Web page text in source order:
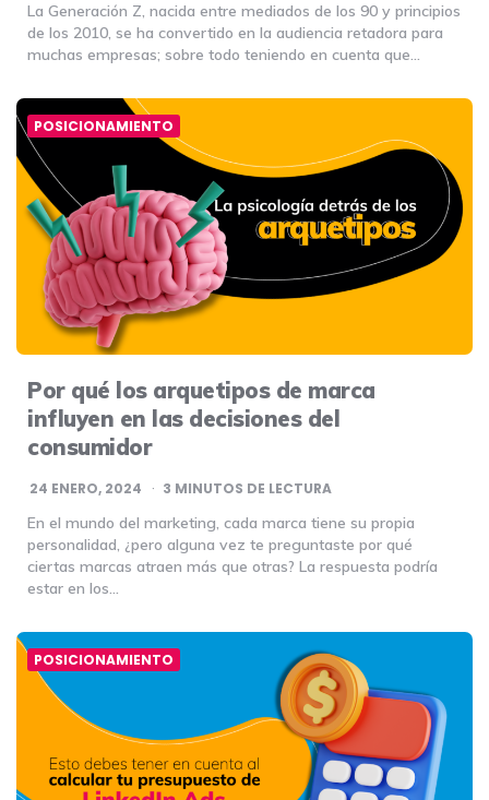
La Generación Z, nacida entre mediados de los 90 y principios
de los 2010, se ha convertido en la audiencia retadora para
muchas empresas; sobre todo teniendo en cuenta que…
POSICIONAMIENTO
Por qué los arquetipos de marca
influyen en las decisiones del
consumidor
24 ENERO, 2024 3 MINUTOS DE LECTURA
En el mundo del marketing, cada marca tiene su propia
personalidad, ¿pero alguna vez te preguntaste por qué
ciertas marcas atraen más que otras? La respuesta podría
estar en los…
POSICIONAMIENTO